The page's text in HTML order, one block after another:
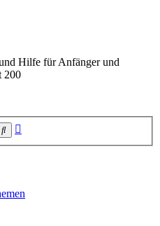
Hilfe für Anfänger und
200
Suche